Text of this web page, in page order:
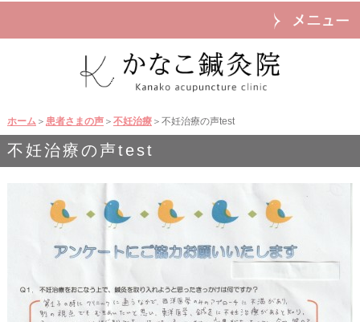
ホーム＞ 患者さまの声＞ 不妊治療＞不妊治療の声test
不妊治療の声test